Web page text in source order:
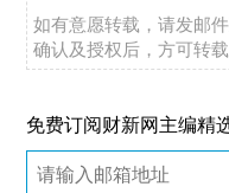
如有意愿转载，请发邮
确认及授权后，方可转载
免费订阅财新网主编精